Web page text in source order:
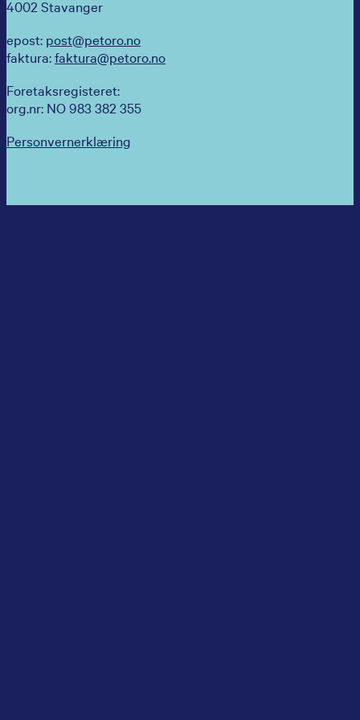
4002 Stavanger
epost: post@petoro.no
faktura:faktura@petoro.no
Foretaksregisteret:
org.nr: NO 983 382 355
Personvernerklæring